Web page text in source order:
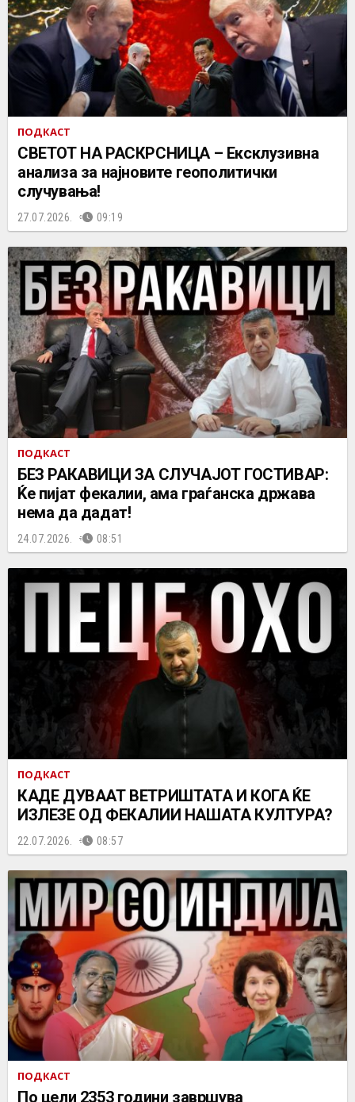
ПОДКАСТ
СВЕТОТ НА РАСКРСНИЦА – Ексклузивна
анализа за најновите геополитички
случувања!
27.07.2026. 09:19
ПОДКАСТ
БЕЗ РАКАВИЦИ ЗА СЛУЧАЈОТ ГОСТИВАР:
Ќе пијат фекалии, ама граѓанска држава
нема да дадат!
24.07.2026. 08:51
ПОДКАСТ
КАДЕ ДУВААТ ВЕТРИШТАТА И КОГА ЌЕ
ИЗЛЕЗЕ ОД ФЕКАЛИИ НАШАТА КУЛТУРА?
22.07.2026. 08:57
ПОДКАСТ
По цели 2353 години завршува